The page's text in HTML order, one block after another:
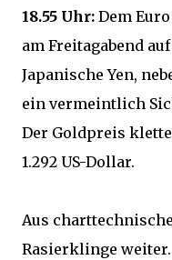
18.55 Uhr: Dem
am Freitagabend
Japanische Yen,
ein vermeintlich
Der Goldpreis
1.292 US-Dollar.
Aus
Rasierklinge